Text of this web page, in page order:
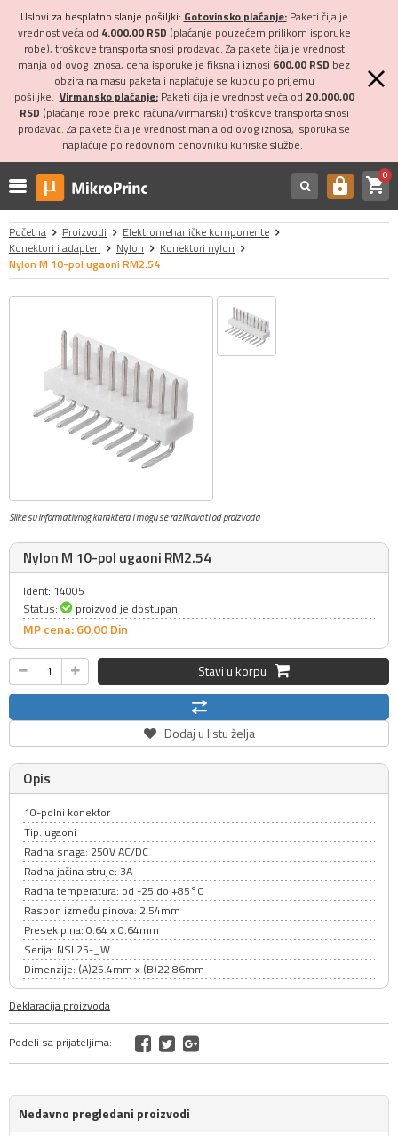
Uslovi za besplatno slanje pošiljki: Gotovinsko plaćanje:Paketi čija je
vrednost veća od 4.000,00 RSD (plaćanje pouzećem prilikom isporuke
robe), troškove transporta snosi prodavac. Za pakete čija je vrednost
manja od ovog iznosa, cena isporuke je fiksna i iznosi 600,00 RSD bez
obzira na masu paketa i naplaćuje se kupcu po prijemu
pošiljke. Virmansko plaćanje:Paketi čija je vrednost veća od 20.000,00
RSD (plaćanje robe preko računa/virmanski) troškove transporta snosi
prodavac. Za pakete čija je vrednost manja od ovog iznosa, isporuka se
naplaćuje po redovnom cenovniku kurirske službe.
https shopping_cart0
Početna Proizvodi
Elektromehaničke komponente
Konektori i adapteri
Nylon
Konektori nylon
Nylon M 10-pol ugaoni RM2.54
Slike su informativnog karaktera i mogu se razlikovati od proizvoda
Nylon M 10-pol ugaoni RM2.54
Ident: 14005
Status:
proizvod je dostupan
MP cena: 60,00Din
Stavi u korpu
Dodaj u listu želja
Opis
10-polni konektor
Tip: ugaoni
Radna snaga: 250V AC/DC
Radna jačina struje: 3A
Radna temperatura: od -25 do +85°C
Raspon između pinova: 2.54mm
Presek pina: 0.64 x 0.64mm
Serija: NSL25-_W
Dimenzije: (A)25.4mm x (B)22.86mm
Deklaracija proizvoda
Podeli sa prijateljima:
Nedavno pregledani proizvodi